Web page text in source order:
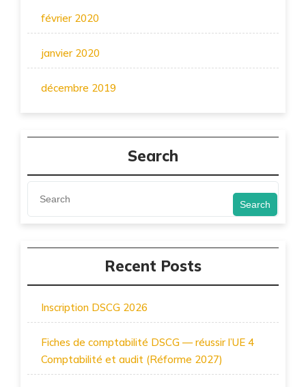
février 2020
janvier 2020
décembre 2019
Search
Search
Recent Posts
Inscription DSCG 2026
Fiches de comptabilité DSCG — réussir l’UE 4
Comptabilité et audit (Réforme 2027)